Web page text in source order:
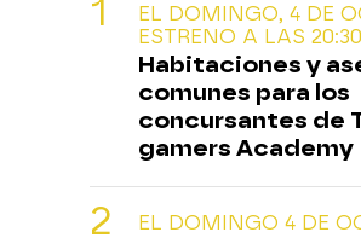
EL DOMINGO, 4 DE
ESTRENO A LAS
Habitaciones y
comunes para los
concursantes de
gamers Academy
EL DOMINGO 4 DE